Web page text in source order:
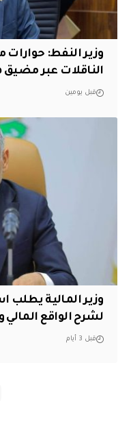
وزير النفط:
الناقلات عبر مضيق
قبل يومين
وزير المالية
لشرح الواقع المالي
قبل 3 أيام